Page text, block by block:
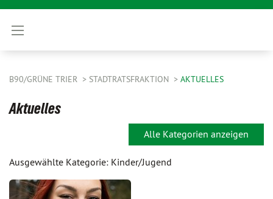
B90/GRÜNE TRIER STADTRATSFRAKTION AKTUELLES
Aktuelles
Alle Kategorien anzeigen
Ausgewählte Kategorie: Kinder/Jugend